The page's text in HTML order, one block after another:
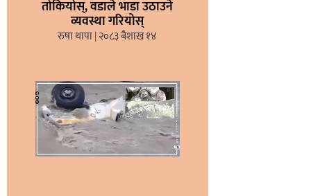
तोकियोस्, वडाले भाडा उठाउने
व्यवस्था गरियोस्
रुषा थापा २०८३ बैशाख १४